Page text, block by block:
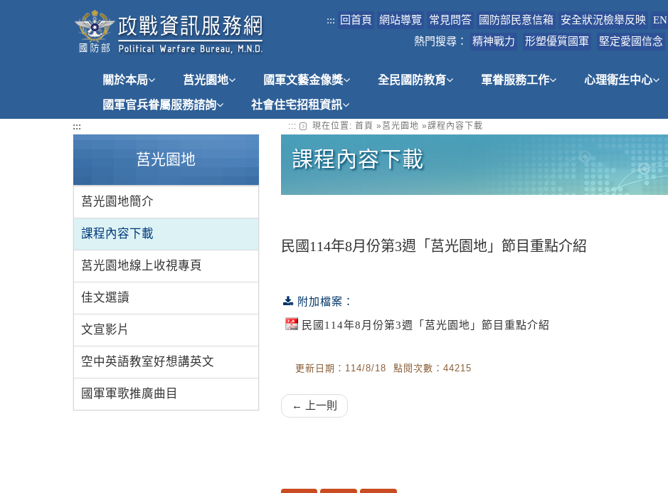
::: 回首頁 網站導覽 常見問答 國防部民意信箱 安全狀況檢舉反映 EN
熱門搜尋：
精神戰力 形塑優質國軍 堅定愛國信念
關於本局 莒光園地 國軍文藝金像獎 全民國防教育 軍眷服務工作 心理衛生中心
國軍官兵眷屬服務諮詢 社會住宅招租資訊
:::
莒光園地
莒光園地簡介
課程內容下載
莒光園地線上收視專頁
佳文選讀
文宣影片
空中英語教室好想講英文
國軍軍歌推廣曲目
::: 現在位置: 首頁 »莒光園地 »課程內容下載
課程內容下載
民國114年8月份第3週「莒光園地」節目重點介紹
附加檔案：
民國114年8月份第3週「莒光園地」節目重點介紹
更新日期：114/8/18 點閱次數：44215
← 上一則